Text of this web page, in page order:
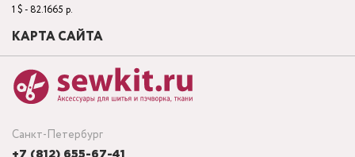
Санкт-Петербург
+7 (812) 655-67-41
1 $ - 82.1665 р.
КАРТА САЙТА